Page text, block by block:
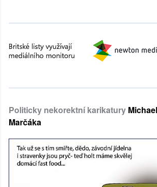
Politicky nekorektní karikatury
Marčáka